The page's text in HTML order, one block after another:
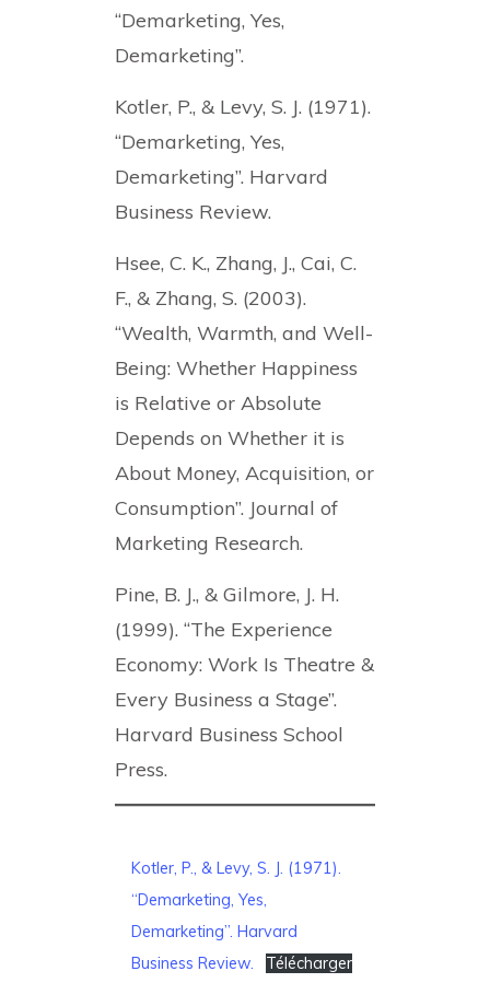
“Demarketing, Yes,
Demarketing”.
Kotler, P., & Levy, S. J. (1971).
“Demarketing, Yes,
Demarketing”. Harvard
Business Review.
Hsee, C. K., Zhang, J., Cai, C.
F., & Zhang, S. (2003).
“Wealth, Warmth, and Well-
Being: Whether Happiness
is Relative or Absolute
Depends on Whether it is
About Money, Acquisition, or
Consumption”. Journal of
Marketing Research.
Pine, B. J., & Gilmore, J. H.
(1999). “The Experience
Economy: Work Is Theatre &
Every Business a Stage”.
Harvard Business School
Press.
Kotler, P., & Levy, S. J. (1971).
“Demarketing, Yes,
Demarketing”. Harvard
Business Review.
Télécharger